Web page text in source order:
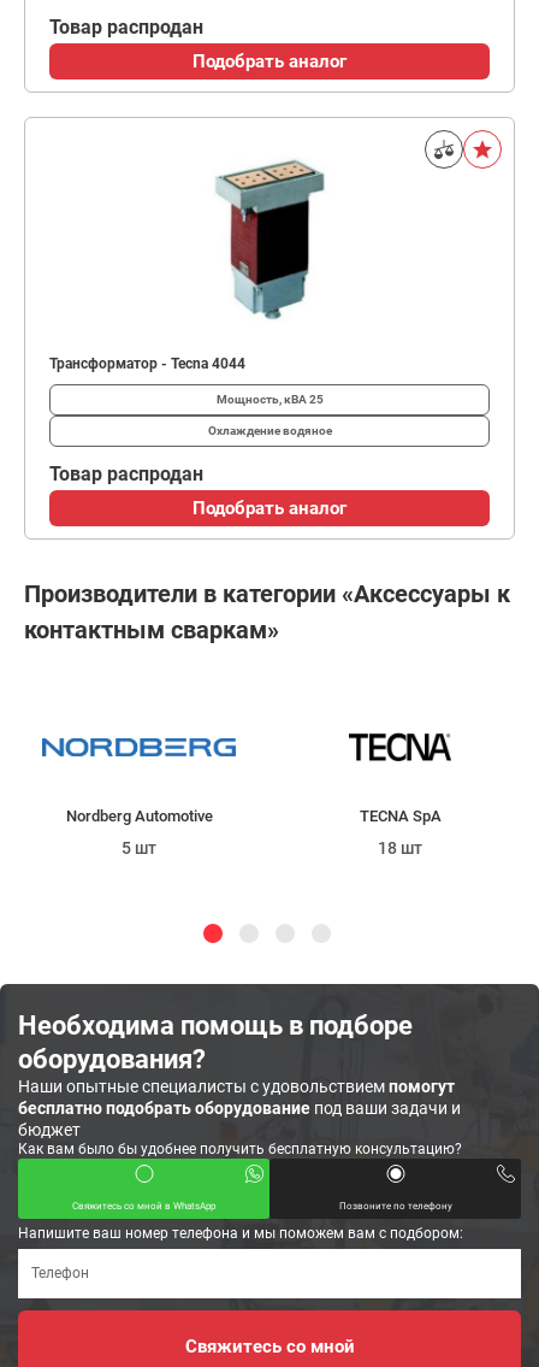
Товар распродан
Подобрать аналог
Трансформатор - Tecna 4044
Мощность, кВА 25
Охлаждениеводяное
Товар распродан
Подобрать аналог
Производители в категории «Аксессуары к
контактным сваркам»
Nordberg Automotive
5 шт
TECNA SpA
18 шт
Необходима помощь в подборе
оборудования?
Наши опытные специалисты с удовольствиемпомогут
бесплатно подобрать оборудование под ваши задачи и
бюджет
Как вам было бы удобнее получить бесплатную консультацию?
Свяжитесь со мной в WhatsApp Позвоните по телефону
Напишите ваш номер телефона и мы поможем вам с подбором: